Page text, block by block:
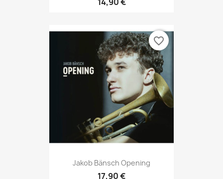
Jakob Bänsch Opening
17,90 €
favorite_border